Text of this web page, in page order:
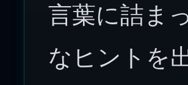
言葉に詰ま
なヒントを